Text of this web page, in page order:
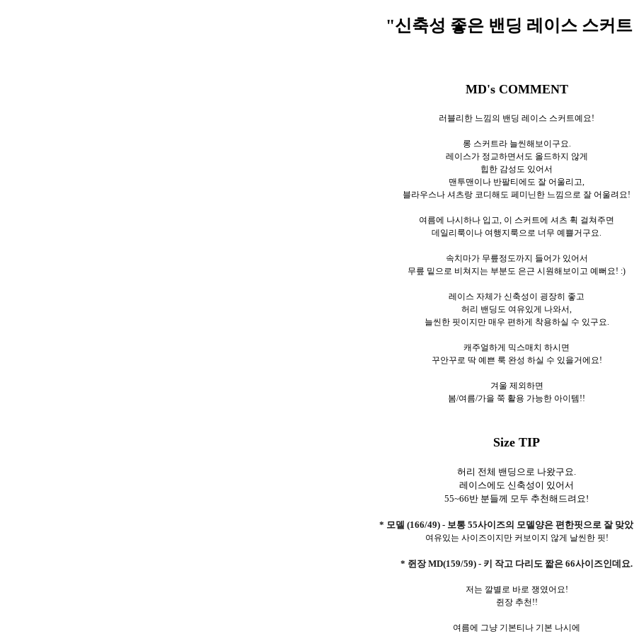
"신축성 좋은 밴딩 레이스 스커트
MD's COMMENT
러블리한 느낌의 밴딩 레이스 스커트예요!
롱 스커트라 늘씬해보이구요.
레이스가 정교하면서도 올드하지 않게
힙한 감성도 있어서
맨투맨이나 반팔티에도 잘 어울리고,
블라우스나 셔츠랑 코디해도 페미닌한 느낌으로 잘 어울려요!
여름에 나시하나 입고, 이 스커트에 셔츠 휙 걸쳐주면
데일리룩이나 여행지룩으로 너무 예쁠거구요.
속치마가 무릎정도까지 들어가 있어서
무릎 밑으로 비쳐지는 부분도 은근 시원해보이고 예뻐요! :)
레이스 자체가 신축성이 굉장히 좋고
허리 밴딩도 여유있게 나와서,
늘씬한 핏이지만 매우 편하게 착용하실 수 있구요.
캐주얼하게 믹스매치 하시면
꾸안꾸로 딱 예쁜 룩 완성 하실 수 있을거에요!
겨울 제외하면
봄/여름/가을 쭉 활용 가능한 아이템!!
Size TIP
허리 전체 밴딩으로 나왔구요.
레이스에도 신축성이 있어서
55~66반 분들께 모두 추천해드려요!
* 모델 (166/49) - 보통 55사이즈의 모델양은 편한핏으로 잘 맞
여유있는 사이즈이지만 커보이지 않게 날씬한 핏!
* 쥔장 MD(159/59) - 키 작고 다리도 짧은 66사이즈인데요.
저는 깔별로 바로 쟁였어요!
쥔장 추천!!
여름에 그냥 기본티나 기본 나시에